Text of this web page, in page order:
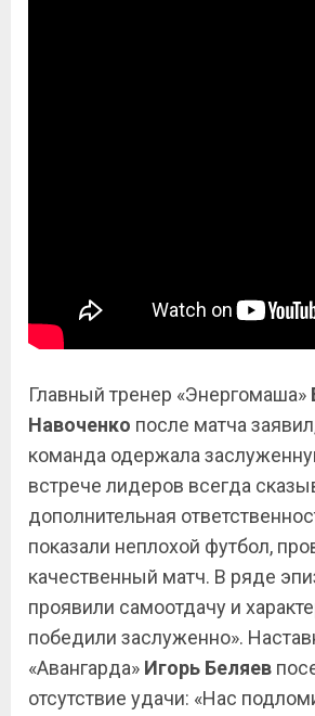
Главный тренер «Энергомаша»
Навоченко после матча
команда одержала
встрече лидеров всегда
дополнительная
показали неплохой футбол,
качественный матч. В ряде
проявили самоотдачу и
победили заслуженно».
«Авангарда» Игорь Беляев
отсутствие удачи: «Нас